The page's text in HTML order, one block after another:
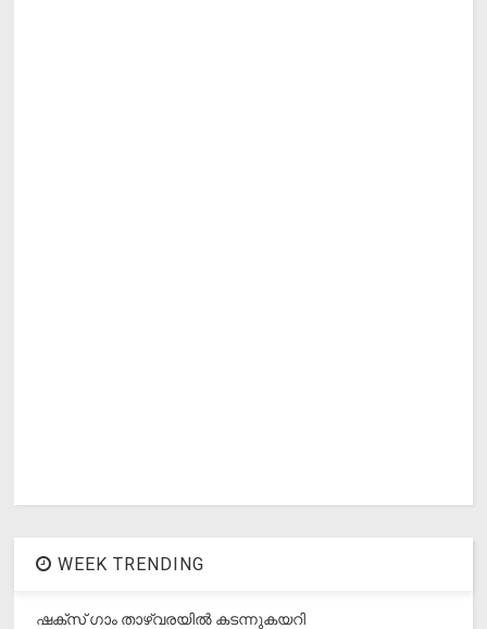
WEEK TRENDING
ഷക്സ് ​ഗാം താഴ്‌വരയിൽ കടന്നുകയറി